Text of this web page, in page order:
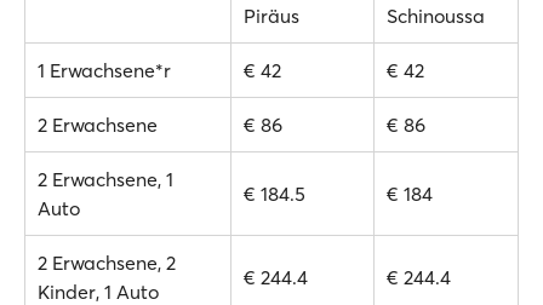
Piräus
Schinoussa
1 Erwachsene*r € 42 € 42
2 Erwachsene € 86 € 86
2 Erwachsene, 1
Auto
€ 184.5 € 184
2 Erwachsene, 2
Kinder, 1 Auto
€ 244.4 € 244.4